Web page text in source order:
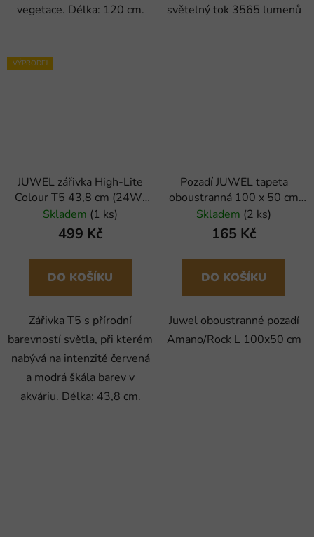
vegetace. Délka: 120 cm.
světelný tok 3565 lumenů
VÝPRODEJ
JUWEL zářivka High-Lite
Colour T5 43,8 cm (24W)
(x)
Skladem (1 ks)
499 Kč
DO KOŠÍKU
Zářivka T5 s přírodní
barevností světla, při kterém
nabývá na intenzitě červená
a modrá škála barev v
akváriu. Délka: 43,8 cm.
Pozadí JUWEL tapeta
oboustranná 100 x 50 cm
1ks
Skladem (2 ks)
165 Kč
DO KOŠÍKU
Juwel oboustranné pozadí
Amano/Rock L 100x50 cm